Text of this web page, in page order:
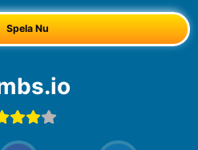
Spela Nu